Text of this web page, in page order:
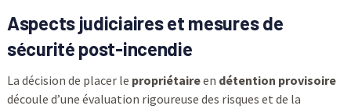
Aspects judiciaires et mesures de
sécurité post-incendie
La décision de placer le propriétaireen détention provisoire
découle d’une évaluation rigoureuse des risques et de la